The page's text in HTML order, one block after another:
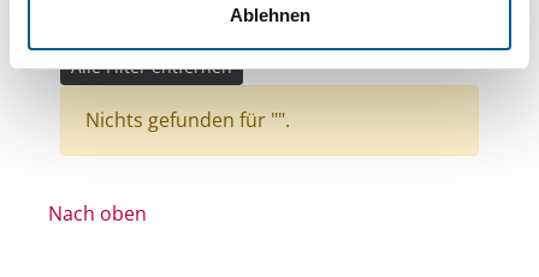
Ablehnen
Themen: Seniorinnen, Senioren & Pflege
Alle Filter entfernen
Nichts gefunden für "".
Nach oben